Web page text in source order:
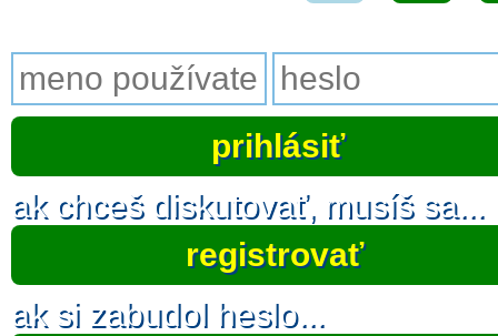
ak chceš diskutovať, musíš sa...
registrovať
ak si zabudol heslo...